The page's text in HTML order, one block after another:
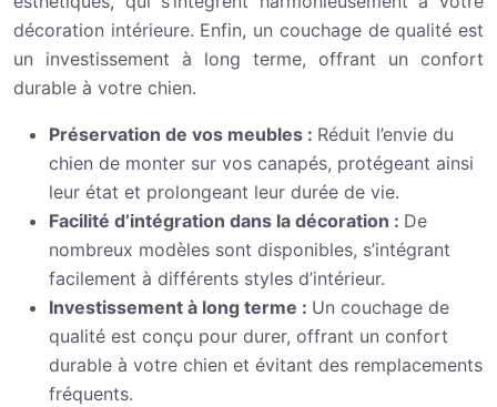
décoration intérieure. Enfin, un couchage de qualité est
un investissement à long terme, offrant un confort
durable à votre chien.
Préservation de vos meubles : Réduit l’envie du
chien de monter sur vos canapés, protégeant ainsi
leur état et prolongeant leur durée de vie.
Facilité d’intégration dans la décoration : De
nombreux modèles sont disponibles, s’intégrant
facilement à différents styles d’intérieur.
Investissement à long terme : Un couchage de
qualité est conçu pour durer, offrant un confort
durable à votre chien et évitant des remplacements
fréquents.